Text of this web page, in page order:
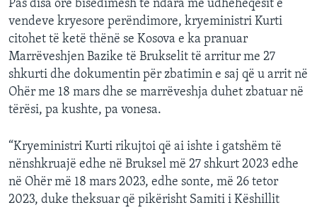
Pas disa ore bisedimesh të ndara me udhëheqësit e
vendeve kryesore perëndimore, kryeministri Kurti
citohet të ketë thënë se Kosova e ka pranuar
Marrëveshjen Bazike të Brukselit të arritur me 27
shkurti dhe dokumentin për zbatimin e saj që u arrit në
Ohër me 18 mars dhe se marrëveshja duhet zbatuar në
tërësi, pa kushte, pa vonesa.
“Kryeministri Kurti rikujtoi që ai ishte i gatshëm të
nënshkruajë edhe në Bruksel më 27 shkurt 2023 edhe
në Ohër më 18 mars 2023, edhe sonte, më 26 tetor
2023, duke theksuar që pikërisht Samiti i Këshillit